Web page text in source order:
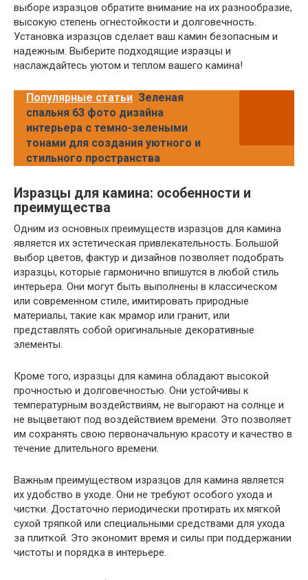
выборе изразцов обратите внимание на их разнообразие,
высокую степень огнестойкости и долговечность.
Установка изразцов сделает ваш камин безопасным и
надежным. Выберите подходящие изразцы и
наслаждайтесь уютом и теплом вашего камина!
Популярные статьи Зеленая
спальня 63 фото дизайна
интерьера с темно-зелеными
тонами для создания уютного и
стильного пространства
Изразцы для камина: особенности и
преимущества
Одним из основных преимуществ изразцов для камина
является их эстетическая привлекательность. Большой
выбор цветов, фактур и дизайнов позволяет подобрать
изразцы, которые гармонично впишутся в любой стиль
интерьера. Они могут быть выполнены в классическом
или современном стиле, имитировать природные
материалы, такие как мрамор или гранит, или
представлять собой оригинальные декоративные
элементы.
Кроме того, изразцы для камина обладают высокой
прочностью и долговечностью. Они устойчивы к
температурным воздействиям, не выгорают на солнце и
не выцветают под воздействием времени. Это позволяет
им сохранять свою первоначальную красоту и качество в
течение длительного времени.
Важным преимуществом изразцов для камина является
их удобство в уходе. Они не требуют особого ухода и
чистки. Достаточно периодически протирать их мягкой
сухой тряпкой или специальными средствами для ухода
за плиткой. Это экономит время и силы при поддержании
чистоты и порядка в интерьере.